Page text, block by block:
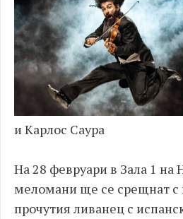
и Карлос Саура
На 28 февруари в Зала 1 на
меломани ще се срещнат с
прочутия ливанец с